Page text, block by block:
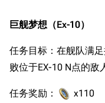
巨舰梦想（Ex-10）
任务目标：在舰队满
败位于EX-10 N点的敌
任务奖励： x110